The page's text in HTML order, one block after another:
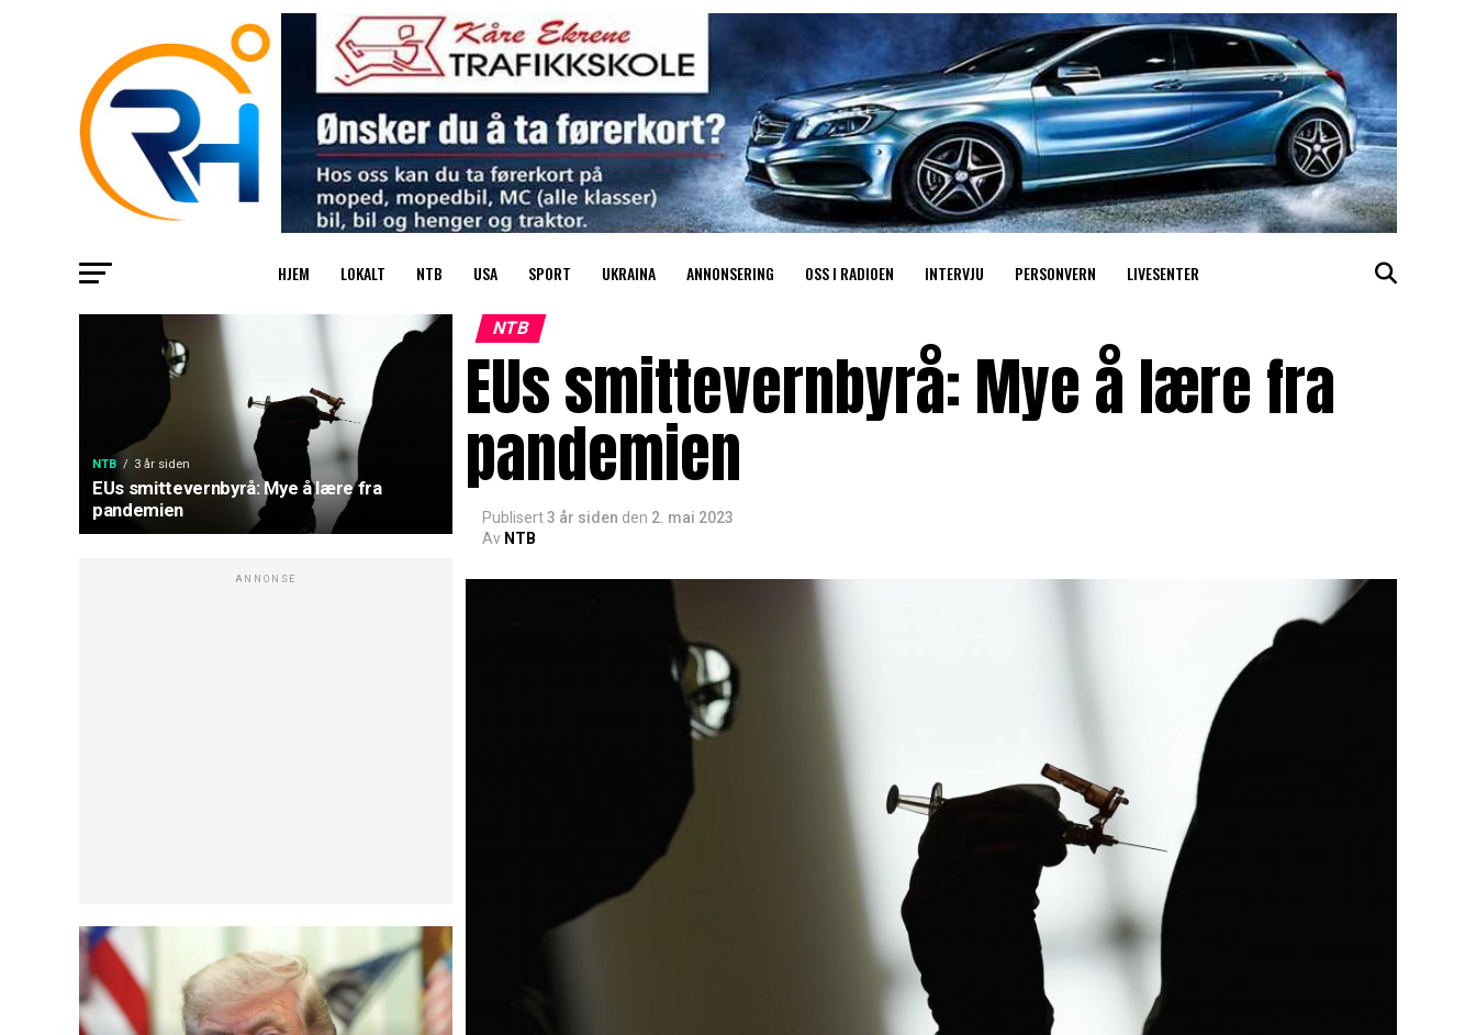
HJEM LOKALT NTB USA SPORT UKRAINA ANNONSERING OSS I RADIOEN INTERVJU PERSONVERN LIVESENTER
NTB 3 år siden
EUs smittevernbyrå: Mye å lære fra
pandemien
ANNONSE
NTB
EUs smittevernbyrå: Mye å lære fra
pandemien
Publisert3 år siden den 2. mai 2023
Av NTB